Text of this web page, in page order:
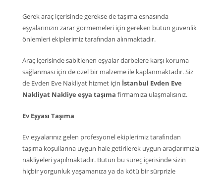
Gerek araç içerisinde gerekse de taşıma esnasında
eşyalarınızın zarar görmemeleri için gereken bütün güvenlik
önlemleri ekiplerimiz tarafından alınmaktadır.
Araç içerisinde sabitlenen eşyalar darbelere karşı koruma
sağlanması için de özel bir malzeme ile kaplanmaktadır. Siz
de Evden Eve Nakliyat hizmet için İstanbul Evden Eve
Nakliyat Nakliye eşya taşıma firmamıza ulaşmalısınız.
Ev Eşyası Taşıma
Ev eşyalarınız gelen profesyonel ekiplerimiz tarafından
taşıma koşullarına uygun hale getirilerek uygun araçlarımızla
nakliyeleri yapılmaktadır. Bütün bu süreç içerisinde sizin
hiçbir yorgunluk yaşamanıza ya da kötü bir sürprizle